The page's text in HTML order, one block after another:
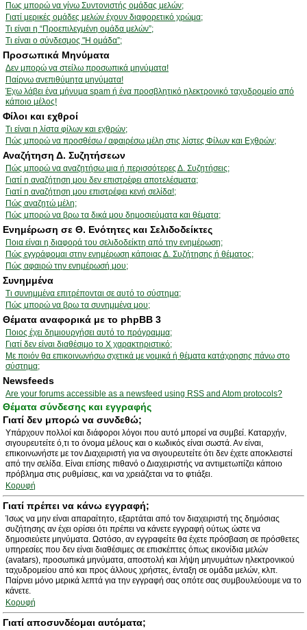
Πως μπορώ να γίνω Συντονιστής ομάδας μελών;
Γιατί μερικές ομάδες μελών έχουν διαφορετικό χρώμα;
Τι είναι η “Προεπιλεγμένη ομάδα μελών”;
Τι είναι ο σύνδεσμος "Η ομάδα”;
Προσωπικά Μηνύματα
Δεν μπορώ να στείλω προσωπικά μηνύματα!
Παίρνω ανεπιθύμητα μηνύματα!
Έχω λάβει ένα μήνυμα spam ή ένα προσβλητικό ηλεκτρονικό ταχυδρομείο από
κάποιο μέλος!
Φίλοι και εχθροί
Τι είναι η λίστα φίλων και εχθρών;
Πώς μπορώ να προσθέσω / αφαιρέσω μέλη στις λίστες Φίλων και Εχθρών;
Αναζήτηση Δ. Συζητήσεων
Πώς μπορώ να αναζητήσω μια ή περισσότερες Δ. Συζητήσεις;
Γιατί η αναζήτηση μου δεν επιστρέφει αποτελέσματα;
Γιατί η αναζήτηση μου επιστρέφει κενή σελίδα!;
Πώς αναζητώ μέλη;
Πώς μπορώ να βρω τα δικά μου δημοσιεύματα και θέματα;
Ενημέρωση σε Θ. Ενότητες και Σελιδοδείκτες
Ποια είναι η διαφορά του σελιδοδείκτη από την ενημέρωση;
Πώς εγγράφομαι στην ενημέρωση κάποιας Δ. Συζήτησης ή θέματος;
Πώς αφαιρώ την ενημέρωσή μου;
Συνημμένα
Τι συνημμένα επιτρέπονται σε αυτό το σύστημα;
Πώς μπορώ να βρω τα συνημμένα μου;
Θέματα αναφορικά με το phpBB 3
Ποιος έχει δημιουργήσει αυτό το πρόγραμμα;
Γιατί δεν είναι διαθέσιμο το Χ χαρακτηριστικό;
Με ποιόν θα επικοινωνήσω σχετικά με νομικά ή θέματα κατάχρησης πάνω στο
σύστημα;
Newsfeeds
Are your forums accessible as a newsfeed using RSS and Atom protocols?
Θέματα σύνδεσης και εγγραφής
Γιατί δεν μπορώ να συνδεθώ;
Υπάρχουν πολλοί και διάφοροι λόγοι που αυτό μπορεί να συμβεί. Καταρχήν,
σιγουρευτείτε ό,τι το όνομα μέλους και ο κωδικός είναι σωστά. Αν είναι,
επικοινωνήστε με τον Διαχειριστή για να σιγουρευτείτε ότι δεν έχετε αποκλειστεί
από την σελίδα. Είναι επίσης πιθανό ο Διαχειριστής να αντιμετωπίζει κάποιο
πρόβλημα στις ρυθμίσεις, και να χρειάζεται να το φτιάξει.
Κορυφή
Γιατί πρέπει να κάνω εγγραφή;
Ίσως να μην είναι απαραίτητο, εξαρτάται από τον διαχειριστή της δημόσιας
συζήτησης αν έχει ορίσει ότι πρέπει να κάνετε εγγραφή ούτως ώστε να
δημοσιεύετε μηνύματα. Ωστόσο, αν εγγραφείτε θα έχετε πρόσβαση σε πρόσθετες
υπηρεσίες που δεν είναι διαθέσιμες σε επισκέπτες όπως εικονίδια μελών
(avatars), προσωπικά μηνύματα, αποστολή και λήψη μηνυμάτων ηλεκτρονικού
ταχυδρομείου από και προς άλλους χρήστες, ένταξη σε ομάδα μελών, κλπ.
Παίρνει μόνο μερικά λεπτά για την εγγραφή σας οπότε σας συμβουλεύουμε να το
κάνετε.
Κορυφή
Γιατί αποσυνδέομαι αυτόματα;